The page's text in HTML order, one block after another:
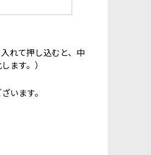
れて押し込むと、中
ます。）
います。